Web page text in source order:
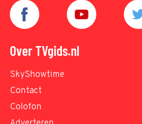
Over TVgids.nl
SkyShowtime
Contact
Colofon